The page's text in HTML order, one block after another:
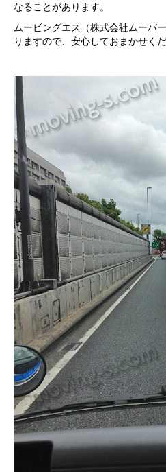
なることがあります。
ムービングエス（株式会社ムーバ
りますので、安心しておまかせくだ